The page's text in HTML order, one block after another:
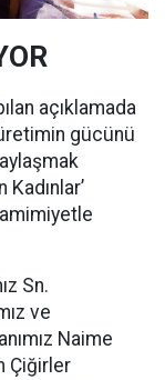
açıklamada
gücünü
Sn.
ve
Naime
Çiğirler